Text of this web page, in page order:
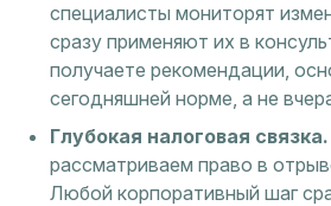
специалисты мониторят
сразу применяют их в
получаете рекомендации,
сегодняшней норме, а не
Глубокая налоговая связка.
рассматриваем право в
Любой корпоративный шаг